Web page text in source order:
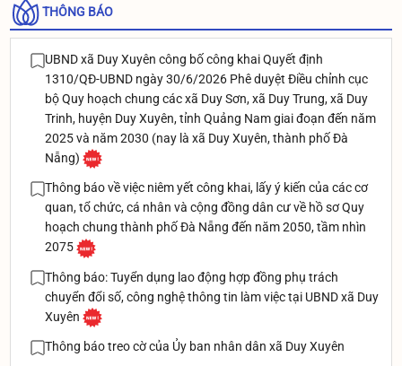
THÔNG BÁO
UBND xã Duy Xuyên công bố công khai Quyết định
1310/QĐ-UBND ngày 30/6/2026 Phê duyệt Điều chỉnh cục
bộ Quy hoạch chung các xã Duy Sơn, xã Duy Trung, xã Duy
Trinh, huyện Duy Xuyên, tỉnh Quảng Nam giai đoạn đến năm
2025 và năm 2030 (nay là xã Duy Xuyên, thành phố Đà
Nẵng)
Thông báo về việc niêm yết công khai, lấy ý kiến của các cơ
quan, tổ chức, cá nhân và cộng đồng dân cư về hồ sơ Quy
hoạch chung thành phố Đà Nẵng đến năm 2050, tầm nhìn
2075
Thông báo: Tuyển dụng lao động hợp đồng phụ trách
chuyển đổi số, công nghệ thông tin làm việc tại UBND xã Duy
Xuyên
Thông báo treo cờ của Ủy ban nhân dân xã Duy Xuyên